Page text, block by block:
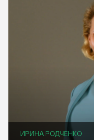
ИРИНА РОДЧЕНКО